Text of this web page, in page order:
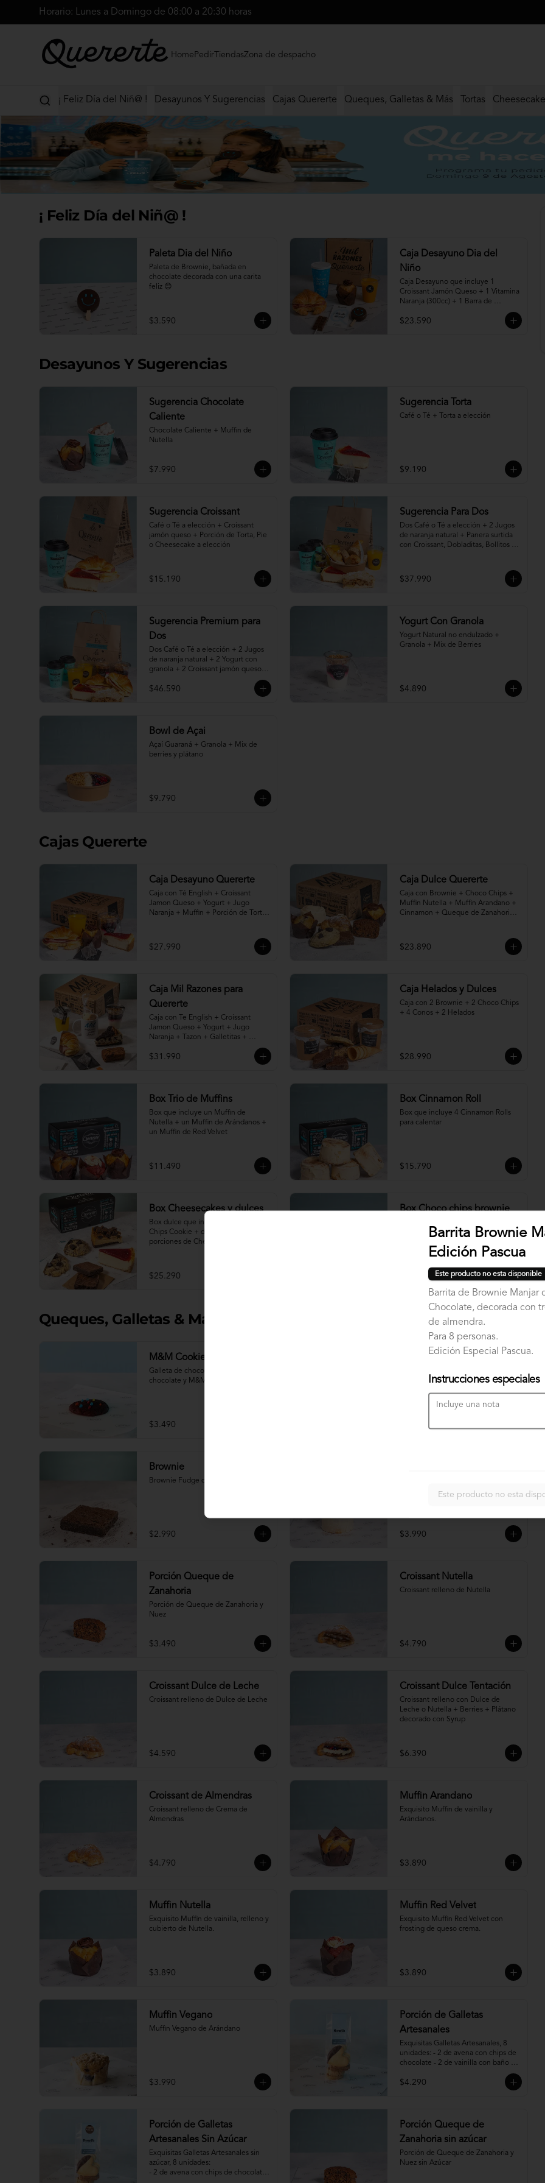
Horario: Lunes a Domingo de 08:00 a 20:30 horas
Home Pedir TiendasZona de despacho
¡ Feliz Día del Niñ@ ! Desayunos Y Sugerencias Cajas Quererte Queques, Galletas & Más Tortas
¡ Feliz Día del Niñ@ !
Paleta Dia del Niño
Paleta de Brownie, bañada en
chocolate decorada con una carita
feliz 😊
$3.590
Caja Desayuno Dia del
Niño
Caja Desayuno que incluye 1
Croissant Jamón Queso + 1 Vitamina
Naranja (300cc) + 1 Barra de
caliente* + 1 Muffin de Nutella + 1
* Leche caliente no incluida.
$23.590
Desayunos Y Sugerencias
Sugerencia Chocolate
Caliente
Chocolate Caliente + Muffin de
Nutella
$7.990
Sugerencia Torta
Café o Té + Torta a elección
$9.190
Sugerencia Croissant
Café o Té a elección + Croissant
jamón queso + Porción de Torta, Pie
o Cheesecake a elección
$15.190
Sugerencia Para Dos
Dos Café o Té a elección + 2 Jugos
de naranja natural + Panera surtida
con Croissant, Dobladitas, Bollitos y
Porciones de Torta, Pie o
Cheesecake a elección
$37.990
Sugerencia Premium para
Dos
Dos Café o Té a elección + 2 Jugos
de naranja natural + 2 Yogurt con
granola + 2 Croissant jamón queso +
Cheesecake a elección
$46.590
Yogurt Con Granola
Yogurt Natural no endulzado +
Granola + Mix de Berries
$4.890
Bowl de Açai
Açaí Guaraná + Granola + Mix de
berries y plátano
$9.790
Cajas Quererte
Caja Desayuno Quererte
Caja con Té English + Croissant
Jamon Queso + Yogurt + Jugo
Naranja + Muffin + Porción de Torta,
$27.990
Caja Dulce Quererte
Caja con Brownie + Choco Chips +
Muffin Nutella + Muffin Arandano +
Cinnamon + Queque de Zanahoria +
$23.890
Caja Mil Razones para
Quererte
Caja con Te English + Croissant
Jamon Queso + Yogurt + Jugo
Naranja + Tazon + Galletitas +
Queque de Zanahoria + Porción de
Torta, Cheesecake, Kuchen o Pie a
$31.990
Caja Helados y Dulces
Caja con 2 Brownie + 2 Choco Chips
+ 4 Conos + 2 Helados
$28.990
Box Trio de Muffins
Box que incluye un Muffin de
Nutella + un Muffin de Arándanos +
un Muffin de Red Velvet
$11.490
Box Cinnamon Roll
Box que incluye 4 Cinnamon Rolls
para calentar
$15.790
Box Cheesecakes y dulces
Box dulce que incluye dos Choco
Chips Cookie + dos Brownie + dos
porciones de Cheesecake a
$25.290
Box Choco chips brownie
Cookie + 4 Brownies de Chocolate
$24.990
Queques, Galletas & Más
M&M Cookie
Galleta de chocolate con chips de
chocolate y M&M
$3.490
Choco Chips Cookie
Brownie
Brownie Fudge de Chocolate
$2.990
Queso Crema
$3.990
Porción Queque de
Zanahoria
Porción de Queque de Zanahoria y
Nuez
$3.490
Croissant Nutella
Croissant relleno de Nutella
$4.790
Croissant Dulce de Leche
Croissant relleno de Dulce de Leche
$4.590
Croissant Dulce Tentación
Croissant relleno con Dulce de
Leche o Nutella + Berries + Plátano
decorado con Syrup
$6.390
Croissant de Almendras
Croissant relleno de Crema de
Almendras
$4.790
Muffin Arandano
Exquisito Muffin de vainilla y
Arándanos.
$3.890
Muffin Nutella
Exquisito Muffin de vainilla, relleno y
cubierto de Nutella.
$3.890
Muffin Red Velvet
Exquisito Muffin Red Velvet con
frosting de queso crema.
$3.890
Muffin Vegano
Muffin Vegano de Arándano
$3.990
Porción de Galletas
Artesanales
Exquisitas Galletas Artesanales, 8
unidades: - 2 de avena con chips de
chocolate - 2 de vainilla con baño de
mermelada de frambuesa - 2 de
$4.290
Porción de Galletas
Artesanales Sin Azúcar
Exquisitas Galletas Artesanales sin
azúcar, 8 unidades:
- 2 de avena con chips de chocolate
Porción Queque de
Zanahoria sin azúcar
Porción de Queque de Zanahoria y
Nuez sin Azúcar
Barrita Brownie
Edición Pascua
Este producto no esta disponible
Barrita de Brownie Manjar
Chocolate, decorada con
de almendra.
Para 8 personas.
Edición Especial Pascua.
Instrucciones especiales
Este producto no esta